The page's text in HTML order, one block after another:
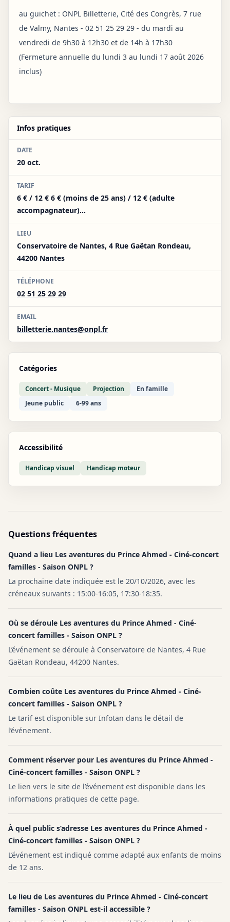
au guichet : ONPL Billetterie, Cité des Congrès, 7 rue
de Valmy, Nantes - 02 51 25 29 29 - du mardi au
vendredi de 9h30 à 12h30 et de 14h à 17h30
(Fermeture annuelle du lundi 3 au lundi 17 août 2026
inclus)
Infos pratiques
DATE
20 oct.
TARIF
6 € / 12 € 6 € (moins de 25 ans) / 12 € (adulte
accompagnateur)...
LIEU
Conservatoire de Nantes, 4 Rue Gaëtan Rondeau,
44200 Nantes
TÉLÉPHONE
02 51 25 29 29
EMAIL
billetterie.nantes@onpl.fr
Catégories
Concert - Musique Projection
En famille
Jeune public
6-99 ans
Accessibilité
Handicap visuel Handicap moteur
Questions fréquentes
Quand a lieu Les aventures du Prince Ahmed - Ciné-concert
familles - Saison ONPL ?
La prochaine date indiquée est le 20/10/2026, avec les
créneaux suivants : 15:00-16:05, 17:30-18:35.
Où se déroule Les aventures du Prince Ahmed - Ciné-
concert familles - Saison ONPL ?
L’événement se déroule à Conservatoire de Nantes, 4 Rue
Gaëtan Rondeau, 44200 Nantes.
Combien coûte Les aventures du Prince Ahmed - Ciné-
concert familles - Saison ONPL ?
Le tarif est disponible sur Infotan dans le détail de
l’événement.
Comment réserver pour Les aventures du Prince Ahmed -
Ciné-concert familles - Saison ONPL ?
Le lien vers le site de l’événement est disponible dans les
informations pratiques de cette page.
À quel public s’adresse Les aventures du Prince Ahmed -
Ciné-concert familles - Saison ONPL ?
L’événement est indiqué comme adapté aux enfants de moins
de 12 ans.
Le lieu de Les aventures du Prince Ahmed - Ciné-concert
familles - Saison ONPL est-il accessible ?